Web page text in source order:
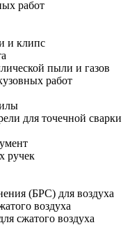
работ
и клипс
пыли и газов
работ
для точечной сварки
ручек
(БРС) для воздуха
воздуха
сжатого воздуха